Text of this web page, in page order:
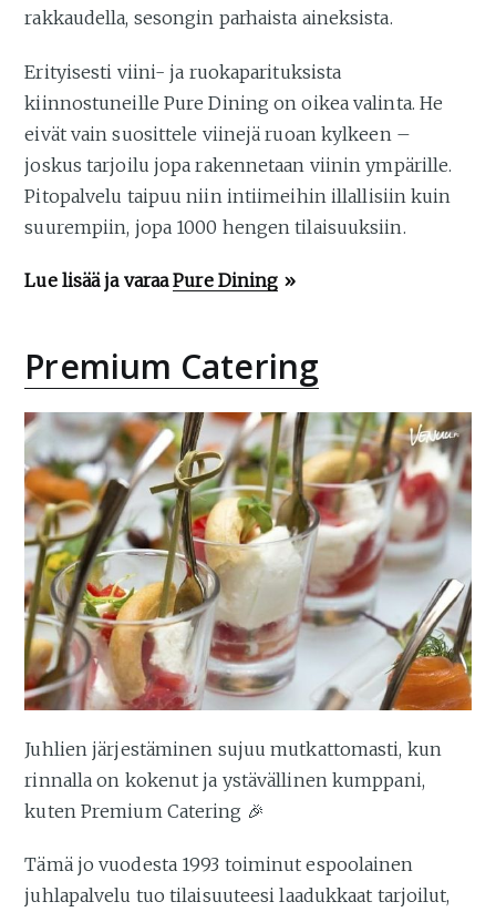
rakkaudella, sesongin parhaista aineksista.
Erityisesti viini- ja ruokaparituksista
kiinnostuneille Pure Dining on oikea valinta. He
eivät vain suosittele viinejä ruoan kylkeen –
joskus tarjoilu jopa rakennetaan viinin ympärille.
Pitopalvelu taipuu niin intiimeihin illallisiin kuin
suurempiin, jopa 1000 hengen tilaisuuksiin.
Lue lisää ja varaaPure Dining »
Premium Catering
Juhlien järjestäminen sujuu mutkattomasti, kun
rinnalla on kokenut ja ystävällinen kumppani,
kuten Premium Catering 🎉
Tämä jo vuodesta 1993 toiminut espoolainen
juhlapalvelu tuo tilaisuuteesi laadukkaat tarjoilut,